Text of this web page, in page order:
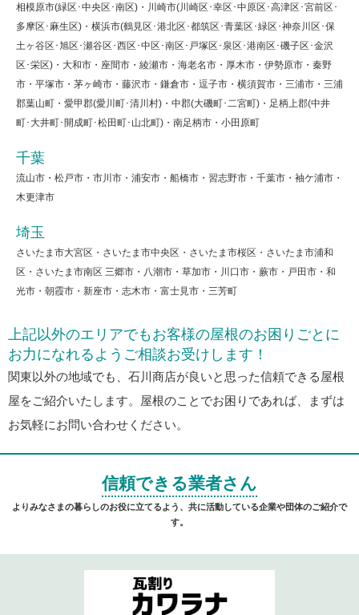
相模原市(緑区･中央区･南区)・川崎市(川崎区･幸区･中原区･高津区･宮前区･
多摩区･麻生区)・横浜市(鶴見区･港北区･都筑区･青葉区･緑区･神奈川区･保
土ヶ谷区･旭区･瀬谷区･西区･中区･南区･戸塚区･泉区･港南区･磯子区･金沢
区･栄区)・大和市・座間市・綾瀬市・海老名市・厚木市・伊勢原市・秦野
市・平塚市・茅ヶ崎市・藤沢市・鎌倉市・逗子市・横須賀市・三浦市・三浦
郡葉山町・愛甲郡(愛川町･清川村)・中郡(大磯町･二宮町)・足柄上郡(中井
町･大井町･開成町･松田町･山北町)・南足柄市・小田原町
千葉
流山市・松戸市・市川市・浦安市・船橋市・習志野市・千葉市・袖ケ浦市・
木更津市
埼玉
さいたま市大宮区・さいたま市中央区・さいたま市桜区・さいたま市浦和
区・さいたま市南区 三郷市・八潮市・草加市・川口市・蕨市・戸田市・和
光市・朝霞市・新座市・志木市・富士見市・三芳町
上記以外のエリアでもお客様の屋根のお困りごとに
お力になれるようご相談お受けします！
関東以外の地域でも、石川商店が良いと思った信頼できる屋根
屋をご紹介いたします。屋根のことでお困りであれば、まずは
お気軽にお問い合わせください。
信頼できる業者さん
よりみなさまの暮らしのお役に立てるよう、共に活動している企業や団体のご紹介で
す。